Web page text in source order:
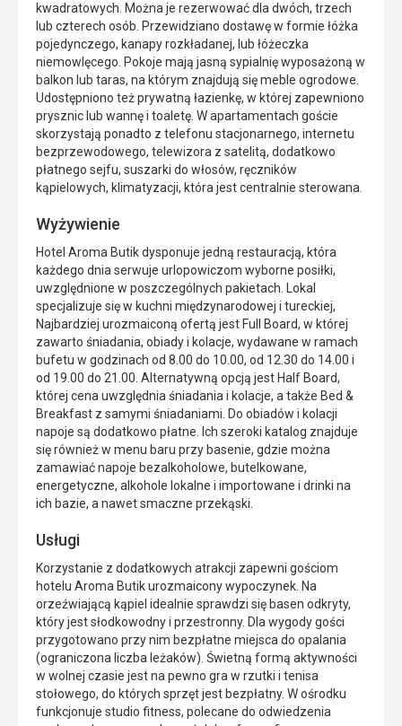
kwadratowych. Można je rezerwować dla dwóch, trzech
lub czterech osób. Przewidziano dostawę w formie łóżka
pojedynczego, kanapy rozkładanej, lub łóżeczka
niemowlęcego. Pokoje mają jasną sypialnię wyposażoną w
balkon lub taras, na którym znajdują się meble ogrodowe.
Udostępniono też prywatną łazienkę, w której zapewniono
prysznic lub wannę i toaletę. W apartamentach goście
skorzystają ponadto z telefonu stacjonarnego, internetu
bezprzewodowego, telewizora z satelitą, dodatkowo
płatnego sejfu, suszarki do włosów, ręczników
kąpielowych, klimatyzacji, która jest centralnie sterowana.
Wyżywienie
Hotel Aroma Butik dysponuje jedną restauracją, która
każdego dnia serwuje urlopowiczom wyborne posiłki,
uwzględnione w poszczególnych pakietach. Lokal
specjalizuje się w kuchni międzynarodowej i tureckiej,
Najbardziej urozmaiconą ofertą jest Full Board, w której
zawarto śniadania, obiady i kolacje, wydawane w ramach
bufetu w godzinach od 8.00 do 10.00, od 12.30 do 14.00 i
od 19.00 do 21.00. Alternatywną opcją jest Half Board,
której cena uwzględnia śniadania i kolacje, a także Bed &
Breakfast z samymi śniadaniami. Do obiadów i kolacji
napoje są dodatkowo płatne. Ich szeroki katalog znajduje
się również w menu baru przy basenie, gdzie można
zamawiać napoje bezalkoholowe, butelkowane,
energetyczne, alkohole lokalne i importowane i drinki na
ich bazie, a nawet smaczne przekąski.
Usługi
Korzystanie z dodatkowych atrakcji zapewni gościom
hotelu Aroma Butik urozmaicony wypoczynek. Na
orzeźwiającą kąpiel idealnie sprawdzi się basen odkryty,
który jest słodkowodny i przestronny. Dla wygody gości
przygotowano przy nim bezpłatne miejsca do opalania
(ograniczona liczba leżaków). Świetną formą aktywności
w wolnej czasie jest na pewno gra w rzutki i tenisa
stołowego, do których sprzęt jest bezpłatny. W ośrodku
funkcjonuje studio fitness, polecane do odwiedzenia